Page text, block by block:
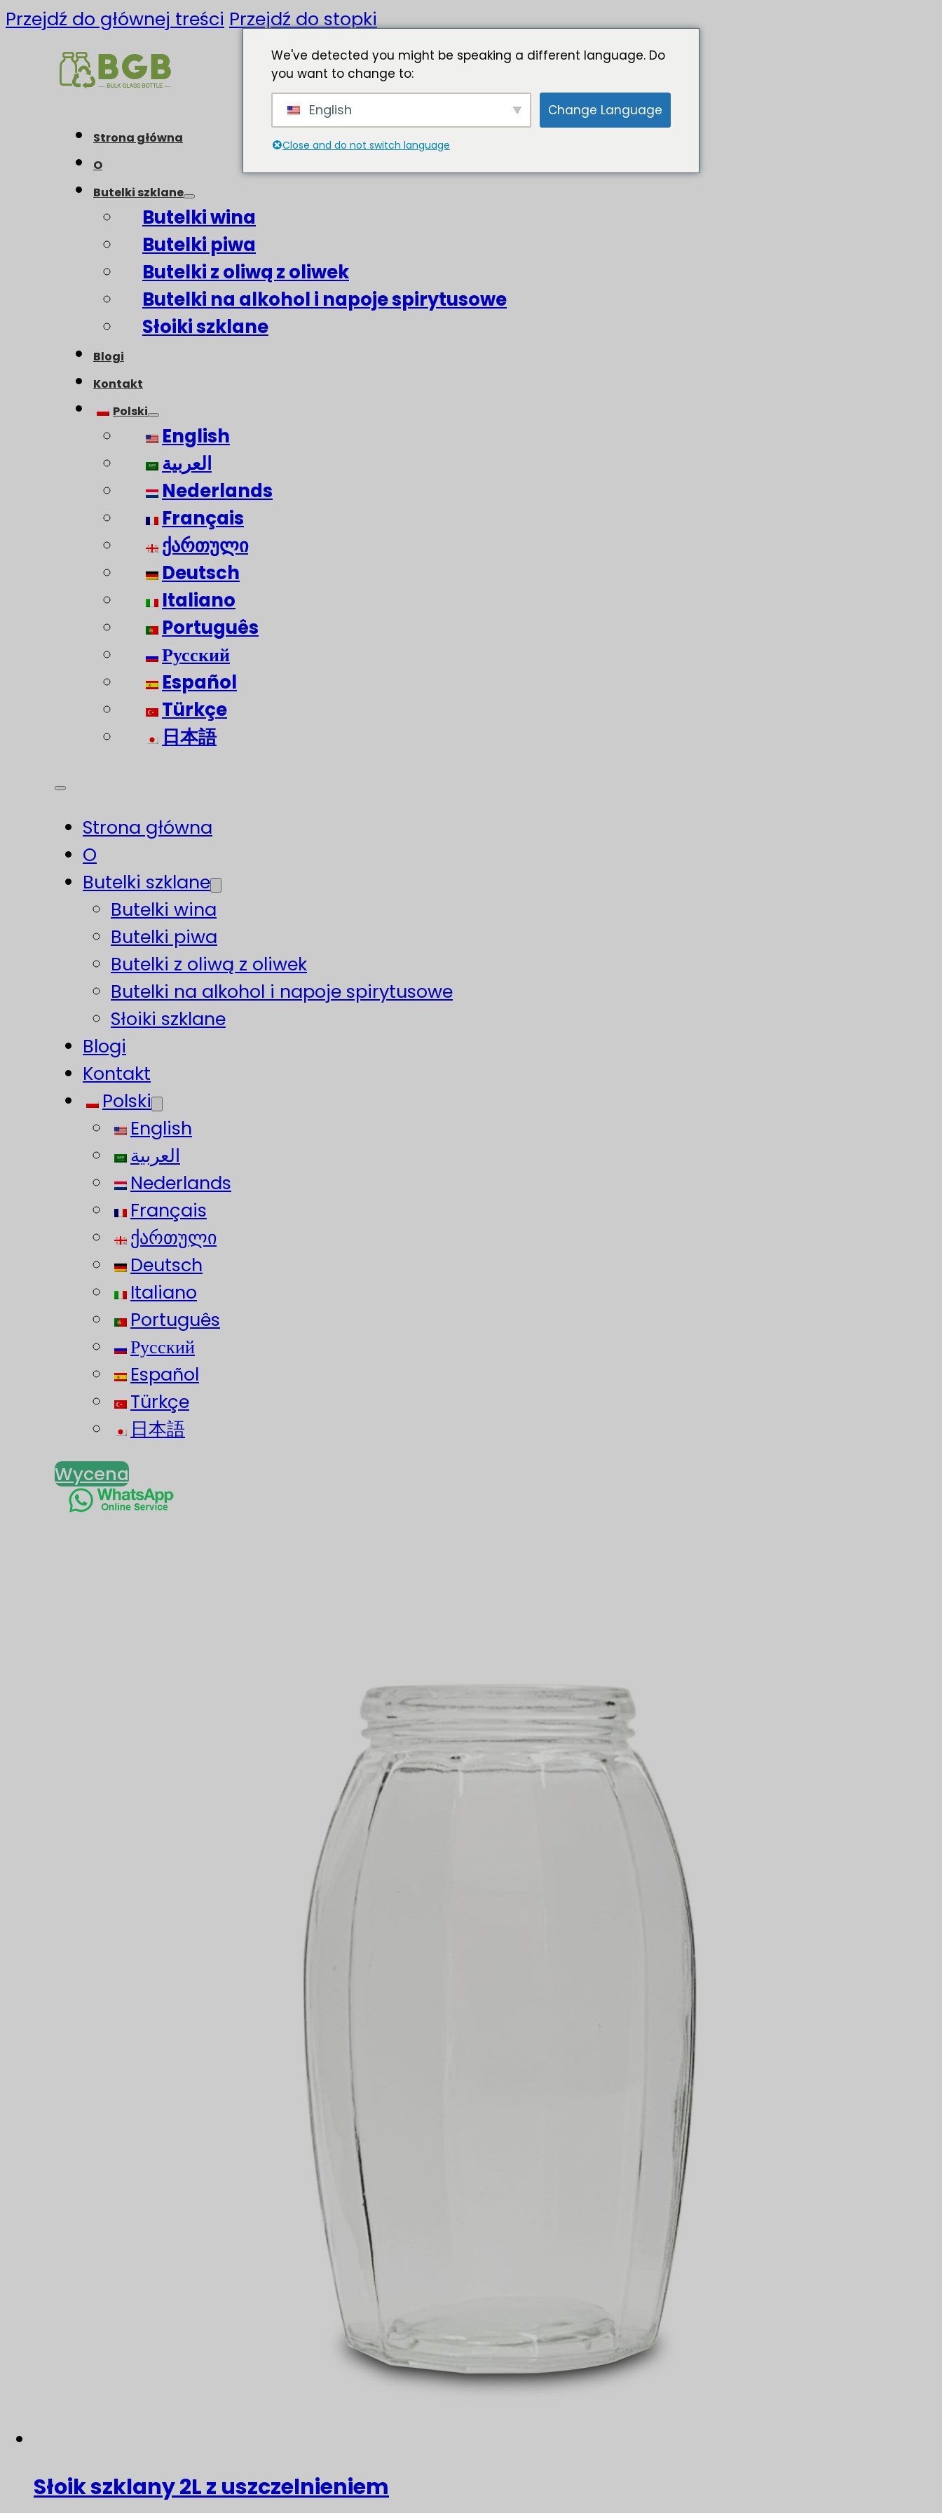
Przejdź do głównej treści Przejdź do stopki
Strona główna
O
Butelki szklane
Butelki wina
Butelki piwa
Butelki z oliwą z oliwek
Butelki na alkohol i napoje spirytusowe
Słoiki szklane
Blogi
Kontakt
Polski
English
العربية
Nederlands
Français
ქართული
Deutsch
Italiano
Português
Русский
Español
Türkçe
日本語
Strona główna
O
Butelki szklane
Butelki wina
Butelki piwa
Butelki z oliwą z oliwek
Butelki na alkohol i napoje spirytusowe
Słoiki szklane
Blogi
Kontakt
Polski
English
العربية
Nederlands
Français
ქართული
Deutsch
Italiano
Português
Русский
Español
Türkçe
日本語
Wycena
Słoik szklany 2L z uszczelnieniem
We've detected you might be speaking a different language. Do
you want to change to:
English Change Language
Close and do not switch language